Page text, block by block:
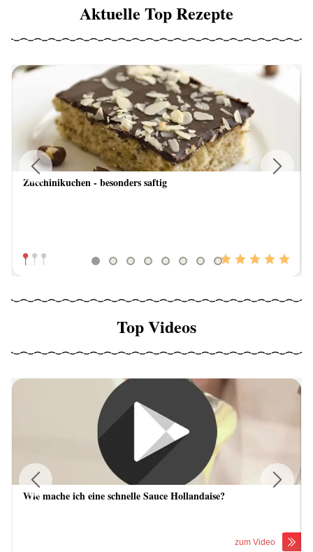
Aktuelle Top Rezepte
Zucchinikuchen - besonders saftig
Previous
Top Videos
Wie mache ich eine schnelle Sauce Hollandaise?
zum Video
Previous